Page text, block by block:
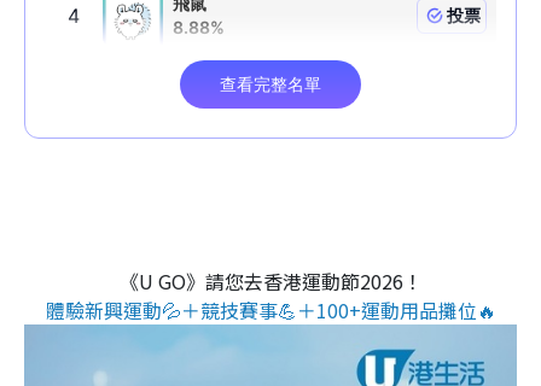
《U GO》請您去香港運動節2026！
體驗新興運動💦＋競技賽事💪＋100+運動用品攤位🔥